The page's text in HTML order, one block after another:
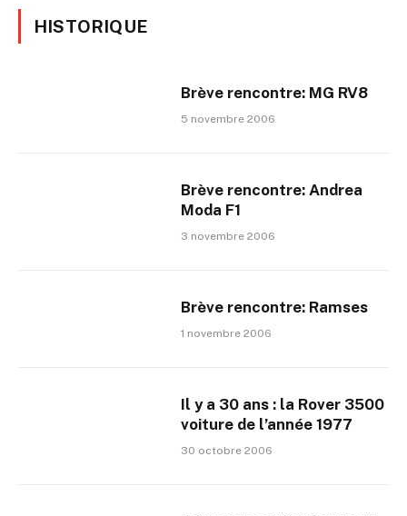
HISTORIQUE
Brève rencontre: MG RV8
5 novembre 2006
Brève rencontre: Andrea
Moda F1
3 novembre 2006
Brève rencontre: Ramses
1 novembre 2006
Il y a 30 ans : la Rover 3500
voiture de l’année 1977
30 octobre 2006